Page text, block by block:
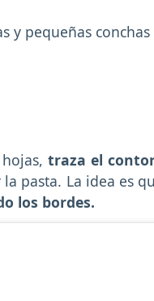
y pequeñas conchas
traza el
pasta. La idea es
los bordes.